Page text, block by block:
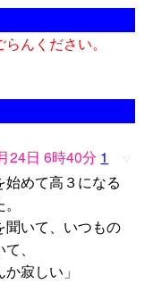
んください。
24日 6時40分 1 ▽
めて高３になる
いて、いつもの
、
寂しい」